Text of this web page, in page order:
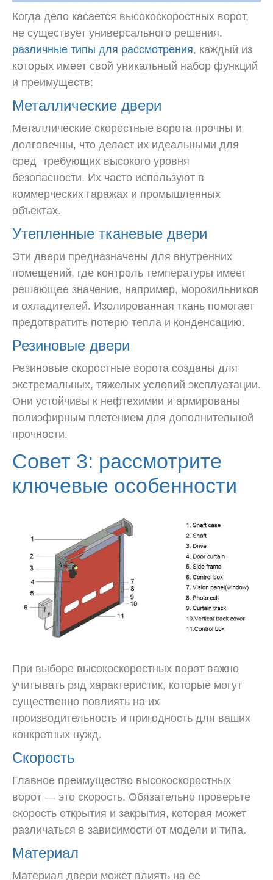
Когда дело касается высокоскоростных ворот,
не существует универсального решения.
различные типы для рассмотрения, каждый из
которых имеет свой уникальный набор функций
и преимуществ:
Металлические двери
Металлические скоростные ворота прочны и
долговечны, что делает их идеальными для
сред, требующих высокого уровня
безопасности. Их часто используют в
коммерческих гаражах и промышленных
объектах.
Утепленные тканевые двери
Эти двери предназначены для внутренних
помещений, где контроль температуры имеет
решающее значение, например, морозильников
и охладителей. Изолированная ткань помогает
предотвратить потерю тепла и конденсацию.
Резиновые двери
Резиновые скоростные ворота созданы для
экстремальных, тяжелых условий эксплуатации.
Они устойчивы к нефтехимии и армированы
полиэфирным плетением для дополнительной
прочности.
Совет 3: рассмотрите
ключевые особенности
При выборе высокоскоростных ворот важно
учитывать ряд характеристик, которые могут
существенно повлиять на их
производительность и пригодность для ваших
конкретных нужд.
Скорость
Главное преимущество высокоскоростных
ворот — это скорость. Обязательно проверьте
скорость открытия и закрытия, которая может
различаться в зависимости от модели и типа.
Материал
Материал двери может влиять на ее